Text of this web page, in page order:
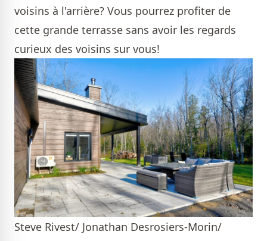
voisins à l'arrière? Vous pourrez profiter de
cette grande terrasse sans avoir les regards
curieux des voisins sur vous!
Steve Rivest/ Jonathan Desrosiers-Morin/